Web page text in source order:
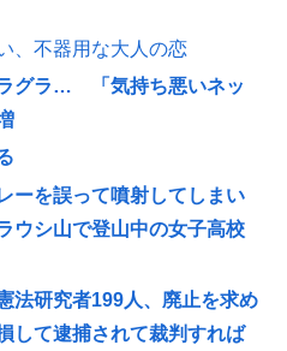
、不器用な大人の恋
グラ… 「気持ち悪いネッ
ーを誤って噴射してしまい
ウシ山で登山中の女子高校
法研究者199人、廃止を求め
て逮捕されて裁判すれば